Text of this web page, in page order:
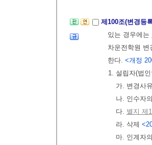
제100조(변경등
있는 경우에는
차운전학원
한다. <개정
1. 설립자(법
가. 변경사
나. 인수자
다. 별지 제
라. 삭제
마. 인계자